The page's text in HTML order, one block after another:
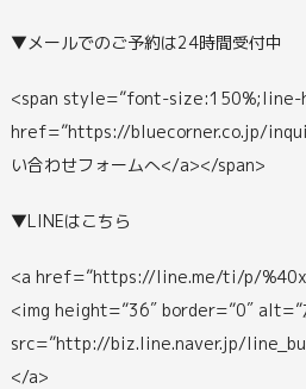
▼メールでのご予約は24時間受付中
<span style=”font-size:150%;line-
href=”https://bluecorner.co.jp/
い合わせフォームへ</a></span>
▼LINEはこちら
<a href=”https://line.me/ti/p/
<img height=”36″ border=”0″ alt=”
src=”http://biz.line.naver.jp/
</a>